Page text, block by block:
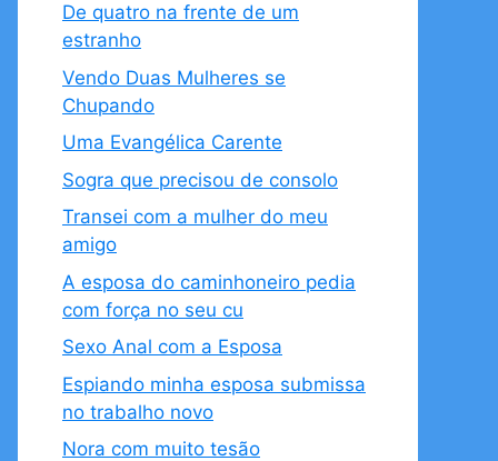
De quatro na frente de um
estranho
Vendo Duas Mulheres se
Chupando
Uma Evangélica Carente
Sogra que precisou de consolo
Transei com a mulher do meu
amigo
A esposa do caminhoneiro pedia
com força no seu cu
Sexo Anal com a Esposa
Espiando minha esposa submissa
no trabalho novo
Nora com muito tesão